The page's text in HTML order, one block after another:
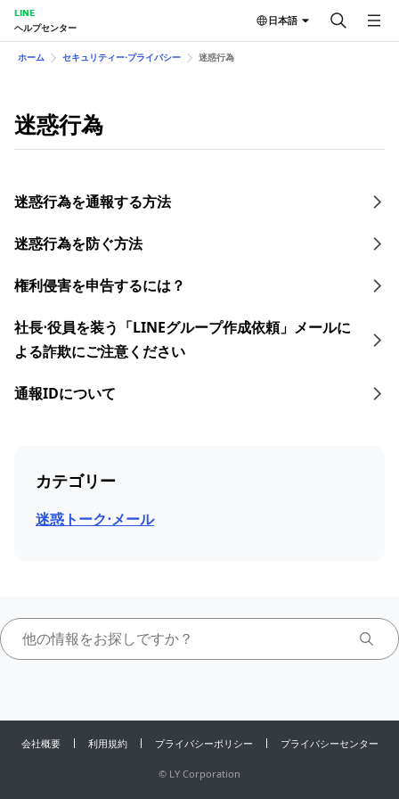
LINE
ヘルプセンター
日本語
ホーム セキュリティー⋅プライバシー 迷惑行為
迷惑行為
迷惑行為を通報する方法
迷惑行為を防ぐ方法
権利侵害を申告するには？
社長⋅役員を装う「LINEグループ作成依頼」メールに
よる詐欺にご注意ください
通報IDについて
カテゴリー
迷惑トーク⋅メール
会社概要 利用規約 プライバシーポリシー プライバシーセンター
© LY Corporation